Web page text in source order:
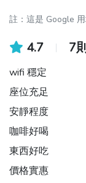
註：這是 Google
4.7 7
wifi 穩定
座位充足
安靜程度
咖啡好喝
東西好吃
價格實惠